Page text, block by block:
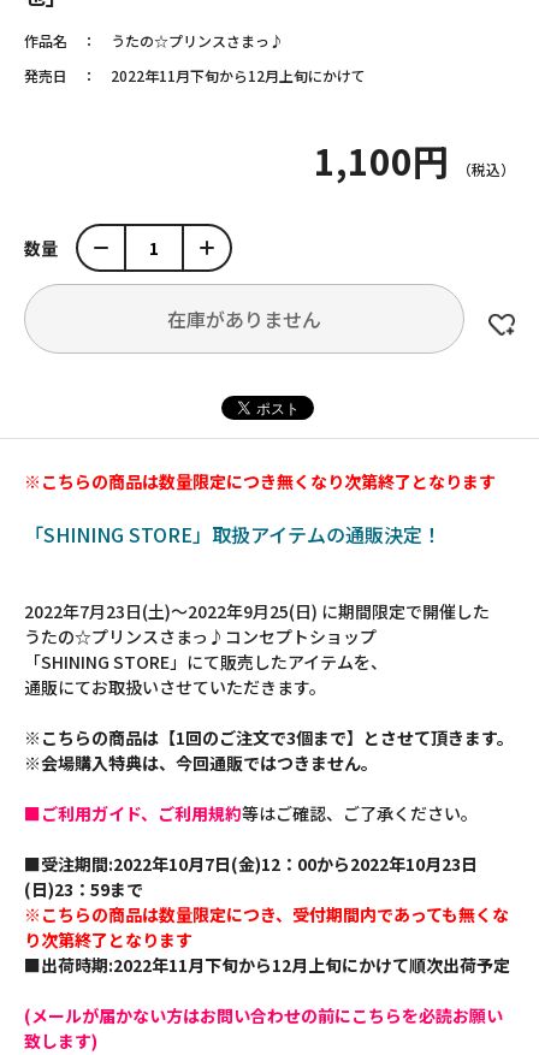
作品名
うたの☆プリンスさまっ♪
発売日
2022年11月下旬から12月上旬にかけて
1,100円
数量
在庫がありません
※こちらの商品は数量限定につき無くなり次第終了となります
「SHINING STORE」取扱アイテムの通販決定！
2022年7月23日(土)～2022年9月25(日) に期間限定で開催した
うたの☆プリンスさまっ♪コンセプトショップ
「SHINING STORE」にて販売したアイテムを、
通販にてお取扱いさせていただきます。
※こちらの商品は【1回のご注文で3個まで】とさせて頂きます。
※会場購入特典は、今回通販ではつきません。
■ご利用ガイド、ご利用規約等はご確認、ご了承ください。
■受注期間:2022年10月7日(金)12：00から2022年10月23日
(日)23：59まで
※こちらの商品は数量限定につき、受付期間内であっても無くな
り次第終了となります
■出荷時期:2022年11月下旬から12月上旬にかけて順次出荷予定
(メールが届かない方はお問い合わせの前にこちらを必読お願い
致します)